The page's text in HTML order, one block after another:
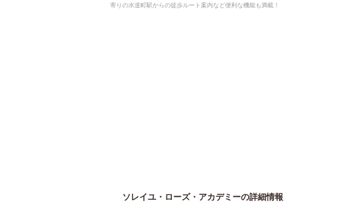
寄りの水道町駅からの徒歩ルート案内など便利な機能も満載！
ソレイユ・ローズ・アカデミーの詳細情報